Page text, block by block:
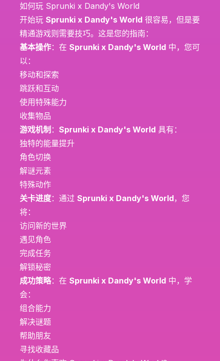
如何玩 Sprunki x Dandy's World
开始玩 Sprunki x Dandy's World 很容易，但是要
精通游戏则需要技巧。这是您的指南：
基本操作：在 Sprunki x Dandy's World 中，您可
以：
移动和探索
跳跃和互动
使用特殊能力
收集物品
游戏机制 ： Sprunki x Dandy's World 具有：
独特的能量提升
角色切换
解谜元素
特殊动作
关卡进度：通过 Sprunki x Dandy's World，您
将：
访问新的世界
遇见角色
完成任务
解锁秘密
成功策略：在 Sprunki x Dandy's World 中，学
会：
组合能力
解决谜题
帮助朋友
寻找收藏品